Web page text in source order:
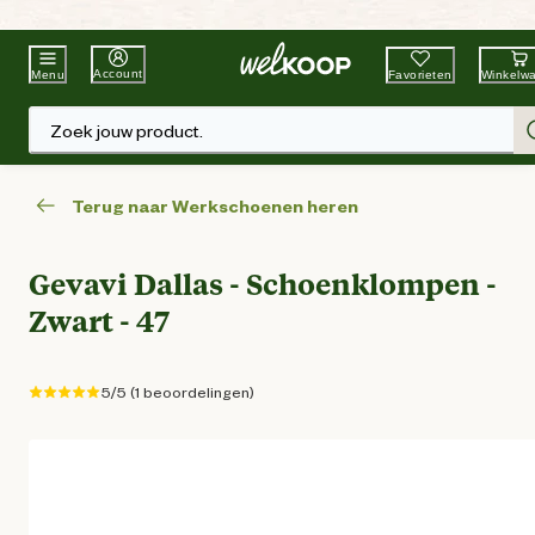
Beste WinkelketenTuin & Dier
Menu Account Favorieten
Zoek jouw product.
Terug naar Werkschoenen heren
Gevavi Dallas - Schoenklompen -
Zwart - 47
5/5 (1 beoordelingen)